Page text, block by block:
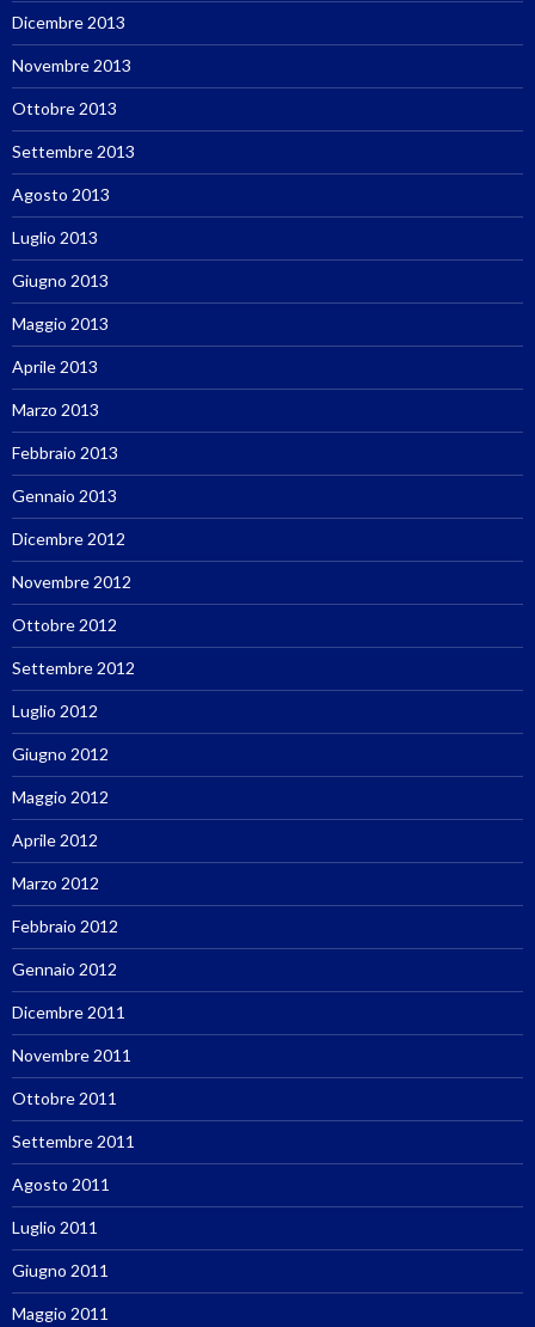
Dicembre 2013
Novembre 2013
Ottobre 2013
Settembre 2013
Agosto 2013
Luglio 2013
Giugno 2013
Maggio 2013
Aprile 2013
Marzo 2013
Febbraio 2013
Gennaio 2013
Dicembre 2012
Novembre 2012
Ottobre 2012
Settembre 2012
Luglio 2012
Giugno 2012
Maggio 2012
Aprile 2012
Marzo 2012
Febbraio 2012
Gennaio 2012
Dicembre 2011
Novembre 2011
Ottobre 2011
Settembre 2011
Agosto 2011
Luglio 2011
Giugno 2011
Maggio 2011